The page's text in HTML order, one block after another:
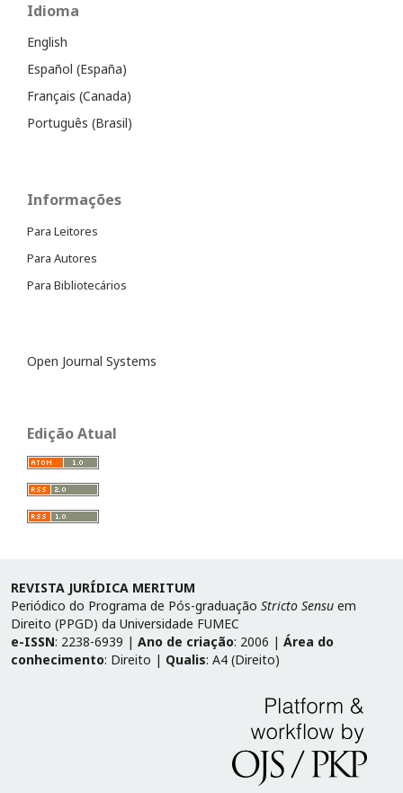
Idioma
English
Español (España)
Français (Canada)
Português (Brasil)
Informações
Para Leitores
Para Autores
Para Bibliotecários
Open Journal Systems
Edição Atual
REVISTA JURÍDICA MERITUM
Periódico do Programa de Pós-graduação Stricto Sensu em
Direito (PPGD) da Universidade FUMEC
e-ISSN: 2238-6939 | Ano de criação: 2006 | Área do
conhecimento: Direito | Qualis: A4 (Direito)